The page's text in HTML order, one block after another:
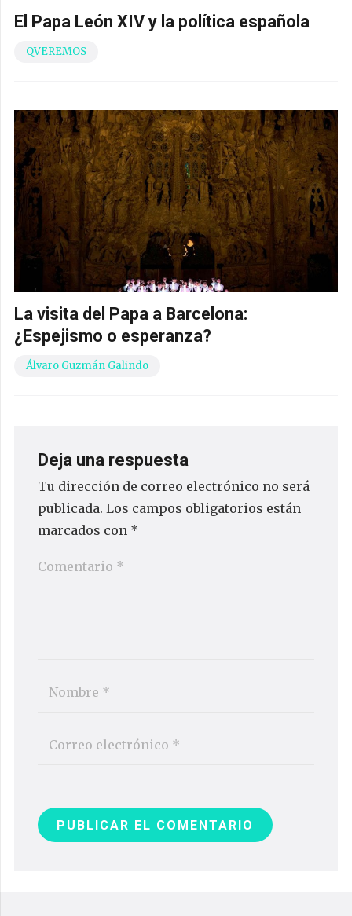
El Papa León XIV y la política española
QVEREMOS
La visita del Papa a Barcelona:
¿Espejismo o esperanza?
Álvaro Guzmán Galindo
Deja una respuesta
Tu dirección de correo electrónico no será
publicada. Los campos obligatorios están
marcados con *
PUBLICAR EL COMENTARIO